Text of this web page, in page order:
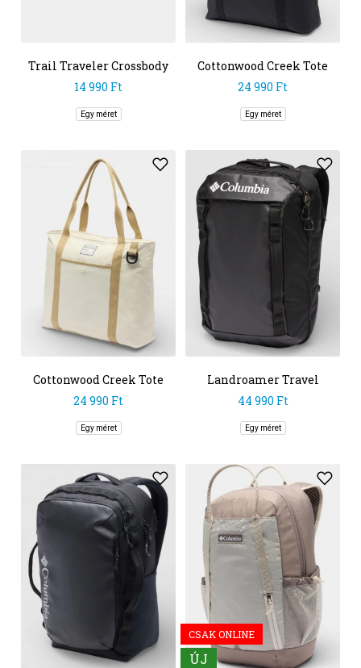
Trail Traveler Crossbody
Bag
14 990 Ft
Egy méret
Cottonwood Creek Tote
24 990 Ft
Egy méret
Cottonwood Creek Tote
24 990 Ft
Egy méret
Landroamer Travel
Backpack
44 990 Ft
Egy méret
CSAK ONLINE
ÚJ